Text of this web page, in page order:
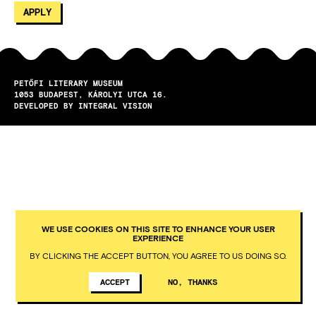
PETŐFI LITERARY MUSEUM
1053
BUDAPEST
KÁROLYI UTCA 16.
DEVELOPED BY INTEGRAL VISION
WE USE COOKIES ON THIS SITE TO ENHANCE YOUR USER
EXPERIENCE
BY CLICKING THE ACCEPT BUTTON, YOU AGREE TO US DOING SO.
ACCEPT NO, THANKS